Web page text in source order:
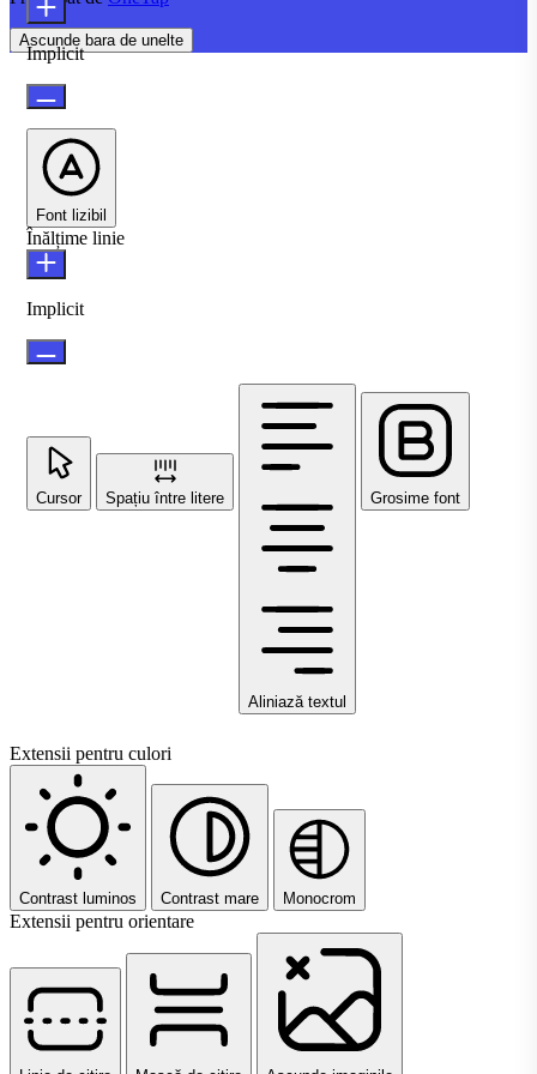
Ascunde bara de unelte
Implicit
Font lizibil
Înălțime linie
Implicit
Cursor Spațiu între litere
Aliniază textul
Grosime font
Extensii pentru culori
Contrast luminos Contrast mare Monocrom
Extensii pentru orientare